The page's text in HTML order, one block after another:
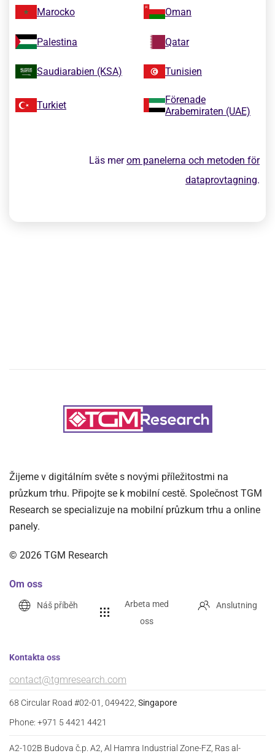
Marocko Oman
Palestina Qatar
Saudiarabien (KSA) Tunisien
Turkiet
Förenade
Arabemiraten (UAE)
Läs merom panelerna och metoden för
dataprovtagning.
Žijeme v digitálním světe s novými příležitostmi na
průzkum trhu. Připojte se k mobilní cestě. Společnost TGM
Research se specializuje na mobilní průzkum trhu a online
panely.
© 2026 TGM Research
Om oss
Náš příběh
Arbeta med
oss
Anslutning
Kontakta oss
contact@tgmresearch.com
68 Circular Road #02-01, 049422, Singapore
Phone: +971 5 4421 4421
A2-102B Budova č.p. A2, Al Hamra Industrial Zone-FZ, Ras al-